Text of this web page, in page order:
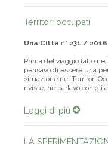
Territori occupati
Una Città n° 231 / 2016
Prima del viaggio fatto
pensavo di essere una
situazione nei Territori
riviste, ne parlavo con gli
Leggi di più
LA